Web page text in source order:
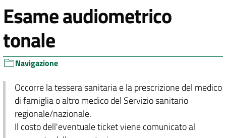
Esame audiometrico
tonale
Navigazione
Occorre la tessera sanitaria e la prescrizione del medico
di famiglia o altro medico del Servizio sanitario
regionale/nazionale.
Il costo dell'eventuale ticket viene comunicato al